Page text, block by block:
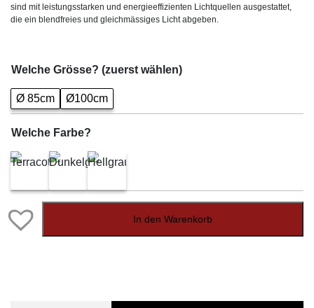
sind mit leistungsstarken und energieeffizienten Lichtquellen ausgestattet,
die ein blendfreies und gleichmässiges Licht abgeben.
Welche Grösse? (zuerst wählen)
Ø 85cm Ø100cm
Welche Farbe?
In den Warenkorb